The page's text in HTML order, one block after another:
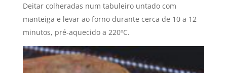
Deitar colheradas num tabuleiro untado com
manteiga e levar ao forno durante cerca de 10 a 12
minutos, pré-aquecido a 220ºC.